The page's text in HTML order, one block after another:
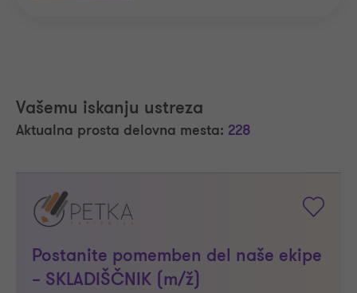
Vašemu iskanju ustreza
Aktualna prosta delovna mesta: 228
Postanite pomemben del naše ekipe
– SKLADIŠČNIK (m/ž)